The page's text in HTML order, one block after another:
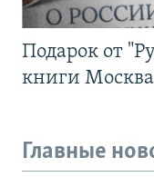
Подарок от
книги Москва
Главные